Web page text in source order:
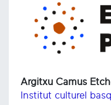
Argitxu Camus
Institut culturel